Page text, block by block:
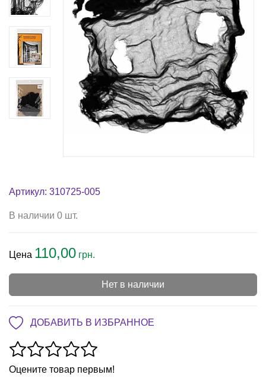
Артикул: 310725-005
В наличии 0 шт.
Цена 110,00 грн.
Нет в наличии
ДОБАВИТЬ В ИЗБРАННОЕ
Оцените товар первым!